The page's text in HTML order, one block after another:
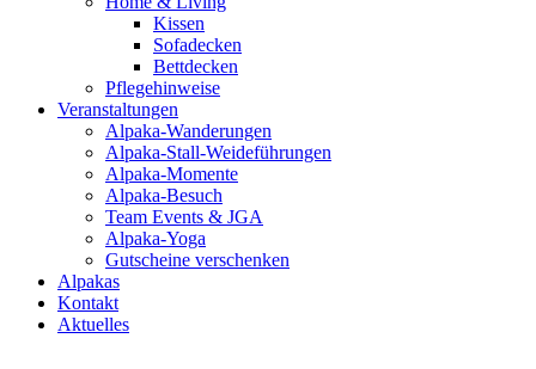
Kissen
Sofadecken
Bettdecken
Pflegehinweise
Veranstaltungen
Alpaka-Wanderungen
Alpaka-Stall-Weideführungen
Alpaka-Momente
Alpaka-Besuch
Team Events & JGA
Alpaka-Yoga
Gutscheine verschenken
Alpakas
Kontakt
Aktuelles